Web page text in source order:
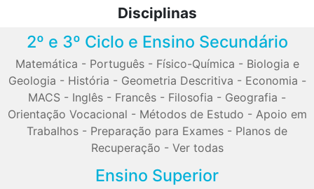
Disciplinas
2º e 3º Ciclo e Ensino Secundário
Matemática - Português- Físico-Química - Biologia e
Geologia - História - Geometria Descritiva - Economia -
MACS - Inglês - Francês - Filosofia - Geografia -
Orientação Vocacional - Métodos de Estudo - Apoio em
Trabalhos - Preparação para Exames - Planos de
Recuperação - Ver todas
Ensino Superior